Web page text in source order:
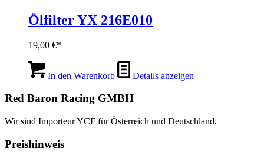
Ölfilter YX 216E010
19,00 €
In den Warenkorb Details anzeigen
Red Baron Racing GMBH
Wir sind Importeur YCF für Österreich und Deutschland.
Preishinweis